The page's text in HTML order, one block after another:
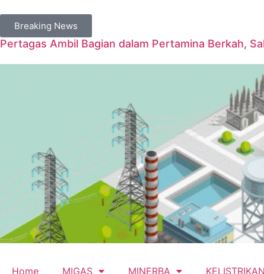
Breaking News
Pertagas Ambil Bagian dalam Pertamina Berkah,
Home MIGAS MINERBA KELISTRIKAN